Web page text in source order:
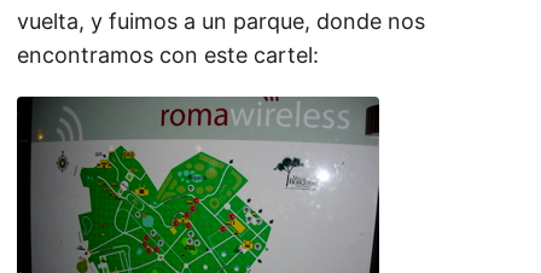
vuelta, y fuimos a un parque, donde nos
encontramos con este cartel: